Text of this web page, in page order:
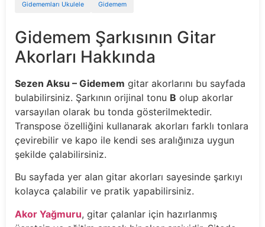
Gidememları Ukulele Gidemem
Gidemem Şarkısının Gitar
Akorları Hakkında
Sezen Aksu – Gidemem gitar akorlarını bu sayfada
bulabilirsiniz. Şarkının orijinal tonu B olup akorlar
varsayılan olarak bu tonda gösterilmektedir.
Transpose özelliğini kullanarak akorları farklı tonlara
çevirebilir ve kapo ile kendi ses aralığınıza uygun
şekilde çalabilirsiniz.
Bu sayfada yer alan gitar akorları sayesinde şarkıyı
kolayca çalabilir ve pratik yapabilirsiniz.
Akor Yağmuru, gitar çalanlar için hazırlanmış